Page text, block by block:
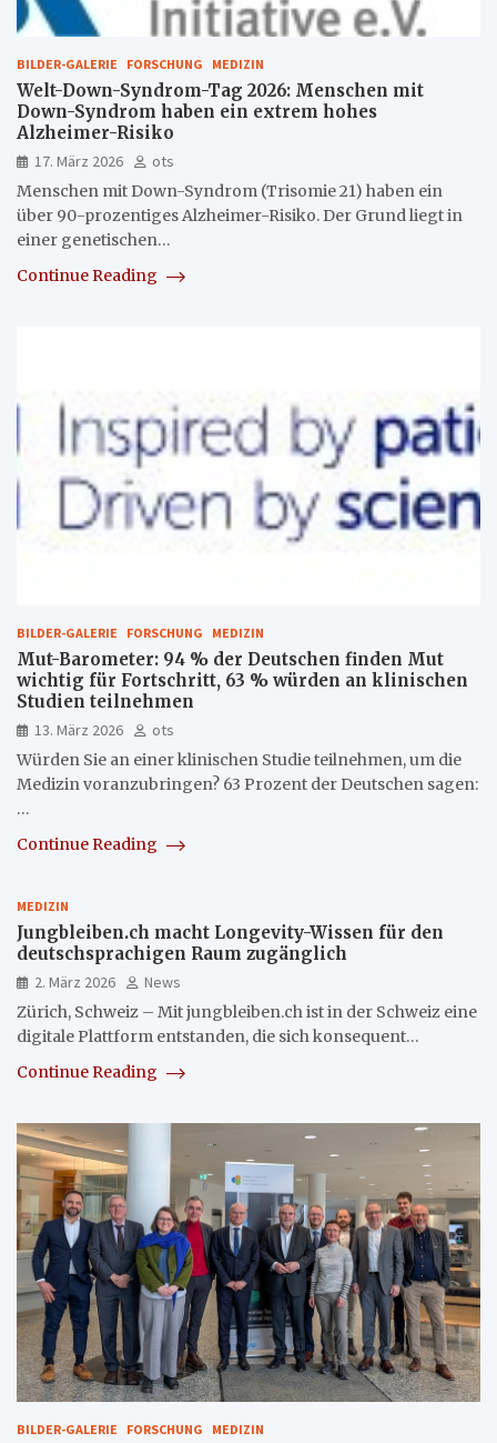
BILDER-GALERIE FORSCHUNG MEDIZIN
Welt-Down-Syndrom-Tag 2026: Menschen mit
Down-Syndrom haben ein extrem hohes
Alzheimer-Risiko
17. März 2026
ots
Menschen mit Down-Syndrom (Trisomie 21) haben ein
über 90-prozentiges Alzheimer-Risiko. Der Grund liegt in
einer genetischen…
Continue Reading
BILDER-GALERIE FORSCHUNG MEDIZIN
Mut-Barometer: 94 % der Deutschen finden Mut
wichtig für Fortschritt, 63 % würden an klinischen
Studien teilnehmen
13. März 2026
ots
Würden Sie an einer klinischen Studie teilnehmen, um die
Medizin voranzubringen? 63 Prozent der Deutschen sagen:
…
Continue Reading
MEDIZIN
Jungbleiben.ch macht Longevity-Wissen für den
deutschsprachigen Raum zugänglich
2. März 2026
News
Zürich, Schweiz – Mit jungbleiben.ch ist in der Schweiz eine
digitale Plattform entstanden, die sich konsequent…
Continue Reading
BILDER-GALERIE FORSCHUNG MEDIZIN